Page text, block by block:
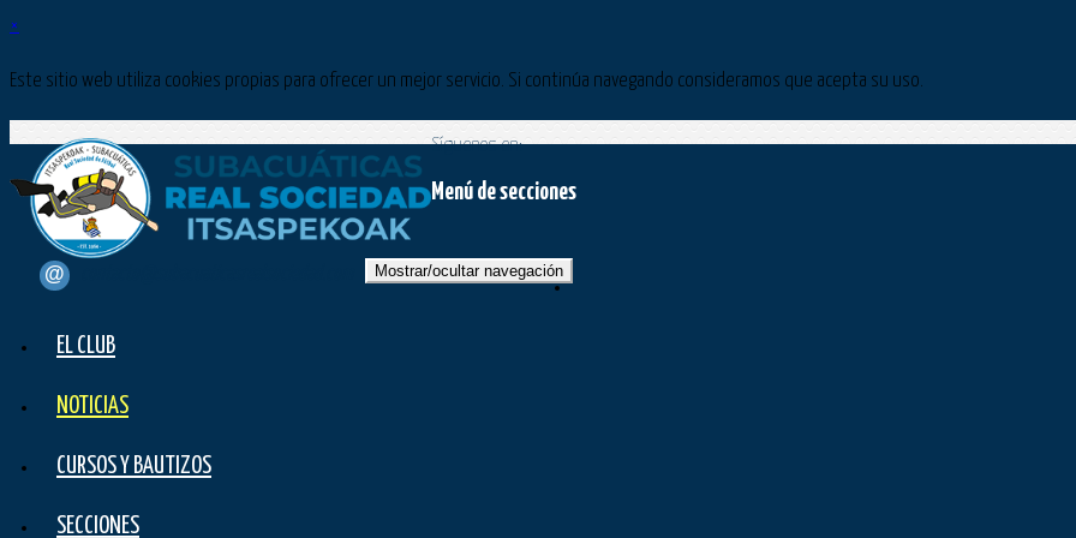
×
Este sitio web utiliza cookies propias para ofrecer un mejor servicio. Si continúa navegando consideramos que acepta su uso.
Síguenos en:
Menú de secciones
Mostrar/ocultar navegación
EL CLUB
NOTICIAS
CURSOS Y BAUTIZOS
SECCIONES